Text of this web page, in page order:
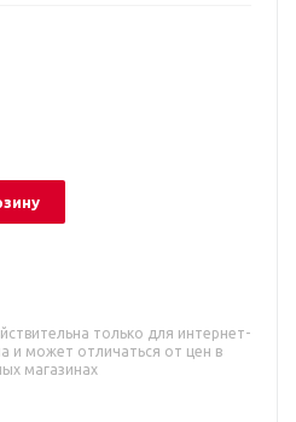
только для интернет-
и может отличаться от цен в
магазинах